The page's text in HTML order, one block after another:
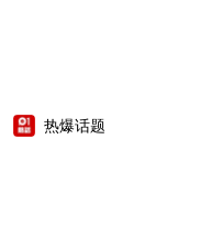
热爆话题